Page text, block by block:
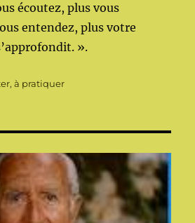
écoutez, plus vous
entendez, plus votre
».
à pratiquer